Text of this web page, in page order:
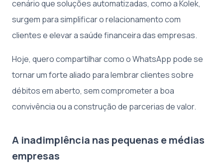
cenário que soluções automatizadas, como a Kolek,
surgem para simplificar o relacionamento com
clientes e elevar a saúde financeira das empresas.
Hoje, quero compartilhar como o WhatsApp pode se
tornar um forte aliado para lembrar clientes sobre
débitos em aberto, sem comprometer a boa
convivência ou a construção de parcerias de valor.
A inadimplência nas pequenas e médias
empresas